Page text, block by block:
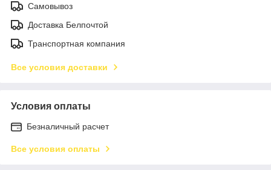
Самовывоз
Доставка Белпочтой
Транспортная компания
Все условия доставки
Условия оплаты
Безналичный расчет
Все условия оплаты